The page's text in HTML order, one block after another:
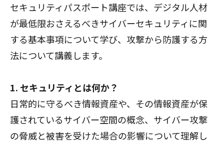
セキュリティパスポート講座では、デジタル人材
が最低限おさえるべきサイバーセキュリティに関
する基本事項について学び、攻撃から防護する方
法について講義します。
1. セキュリティとは何か？
日常的に守るべき情報資産や、その情報資産が保
護されているサイバー空間の概念、サイバー攻撃
の脅威と被害を受けた場合の影響について理解し